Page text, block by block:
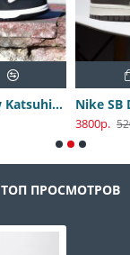
Nike SB Dunk Low Katsuhiro Otomo Nike SB
3800р.
ТОП ПРОСМОТРОВ